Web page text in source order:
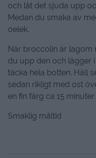
och låt det sjuda upp
Medan du smaka av
oelek.
När broccolin är
du upp den och lägger
täcka hela botten. Häll
sedan rikligt med ost
en fin färg ca 15 minuter
Smaklig måltid